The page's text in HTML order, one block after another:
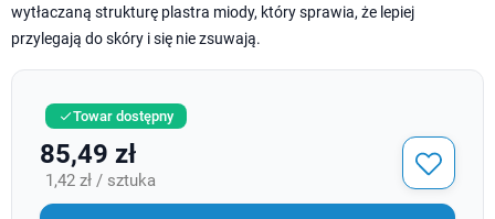
wytłaczaną strukturę plastra miody, który sprawia, że lepiej
przylegają do skóry i się nie zsuwają.
Towar dostępny
85,49 zł
1,42 zł / sztuka